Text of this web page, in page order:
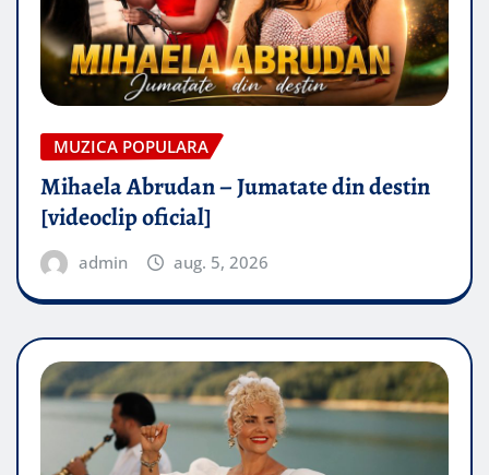
MUZICA POPULARA
Mihaela Abrudan – Jumatate din destin
[videoclip oficial]
admin aug. 5, 2026